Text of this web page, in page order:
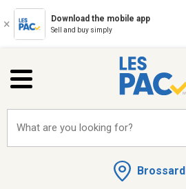
Download the mobile app
Sell and buy simply
Brossard
What are you looking for?